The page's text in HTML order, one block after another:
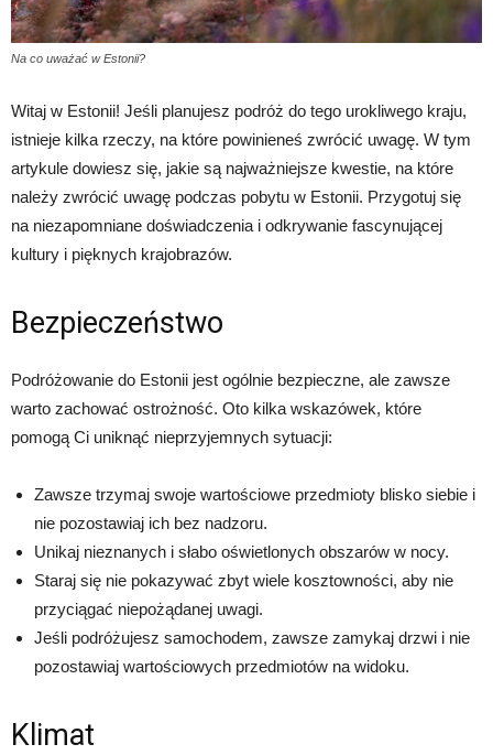
Na co uważać w Estonii?
Witaj w Estonii! Jeśli planujesz podróż do tego urokliwego kraju,
istnieje kilka rzeczy, na które powinieneś zwrócić uwagę. W tym
artykule dowiesz się, jakie są najważniejsze kwestie, na które
należy zwrócić uwagę podczas pobytu w Estonii. Przygotuj się
na niezapomniane doświadczenia i odkrywanie fascynującej
kultury i pięknych krajobrazów.
Bezpieczeństwo
Podróżowanie do Estonii jest ogólnie bezpieczne, ale zawsze
warto zachować ostrożność. Oto kilka wskazówek, które
pomogą Ci uniknąć nieprzyjemnych sytuacji:
Zawsze trzymaj swoje wartościowe przedmioty blisko siebie i
nie pozostawiaj ich bez nadzoru.
Unikaj nieznanych i słabo oświetlonych obszarów w nocy.
Staraj się nie pokazywać zbyt wiele kosztowności, aby nie
przyciągać niepożądanej uwagi.
Jeśli podróżujesz samochodem, zawsze zamykaj drzwi i nie
pozostawiaj wartościowych przedmiotów na widoku.
Klimat